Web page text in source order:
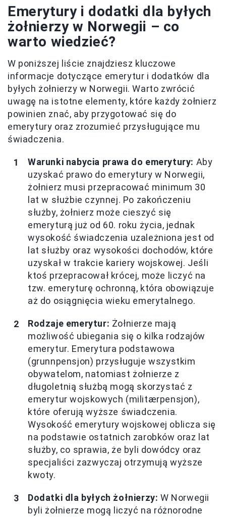
Emerytury i dodatki dla byłych
żołnierzy w Norwegii – co
warto wiedzieć?
W poniższej liście znajdziesz kluczowe
informacje dotyczące emerytur i dodatków dla
byłych żołnierzy w Norwegii. Warto zwrócić
uwagę na istotne elementy, które każdy żołnierz
powinien znać, aby przygotować się do
emerytury oraz zrozumieć przysługujące mu
świadczenia.
Warunki nabycia prawa do emerytury: Aby
uzyskać prawo do emerytury w Norwegii,
żołnierz musi przepracować minimum 30
lat w służbie czynnej. Po zakończeniu
służby, żołnierz może cieszyć się
emeryturą już od 60. roku życia, jednak
wysokość świadczenia uzależniona jest od
lat służby oraz wysokości dochodów, które
uzyskał w trakcie kariery wojskowej. Jeśli
ktoś przepracował krócej, może liczyć na
tzw. emeryturę ochronną, która obowiązuje
aż do osiągnięcia wieku emerytalnego.
Rodzaje emerytur: Żołnierze mają
możliwość ubiegania się o kilka rodzajów
emerytur. Emerytura podstawowa
(grunnpensjon) przysługuje wszystkim
obywatelom, natomiast żołnierze z
długoletnią służbą mogą skorzystać z
emerytur wojskowych (militærpensjon),
które oferują wyższe świadczenia.
Wysokość emerytury wojskowej oblicza się
na podstawie ostatnich zarobków oraz lat
służby, co sprawia, że byli dowódcy oraz
specjaliści zazwyczaj otrzymują wyższe
kwoty.
Dodatki dla byłych żołnierzy: W Norwegii
byli żołnierze mogą liczyć na różnorodne